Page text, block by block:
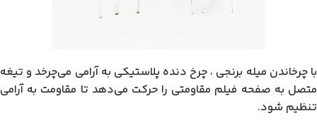
با چرخاندن میله برنجی ، چرخ دنده پلاستیکی به آرامی می‌چرخد و تیغه
متصل به صفحه فیلم مقاومتی را حرکت می‌دهد تا مقاومت به آرامی
تنظیم شود.